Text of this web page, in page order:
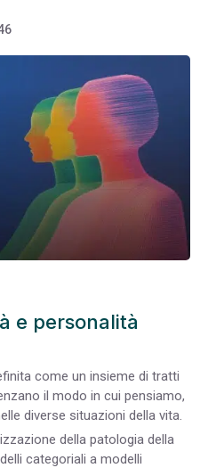
e personalità
come un insieme di tratti
il modo in cui pensiamo,
diverse situazioni della vita.
della patologia della
categoriali a modelli